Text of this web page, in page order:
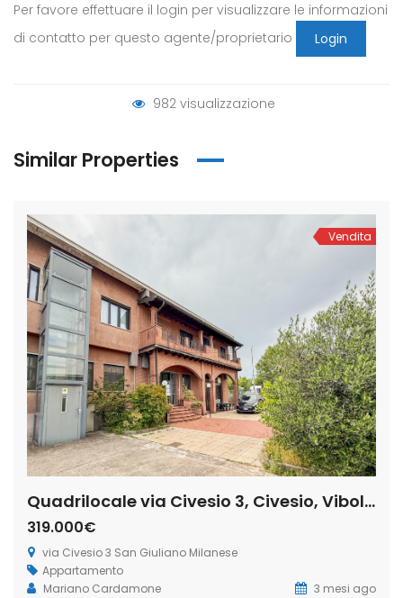
Per favore effettuare il login per visualizzare le informazioni
di contatto per questo agente/proprietario
Login
982 visualizzazione
Similar Properties
Vendita
Quadrilocale via Civesio 3, Civesio, Viboldone, San Giuliano Milanese (Rif. SGM84)
319.000€
via Civesio 3 San Giuliano Milanese
Appartamento
Mariano Cardamone
3 mesi ago